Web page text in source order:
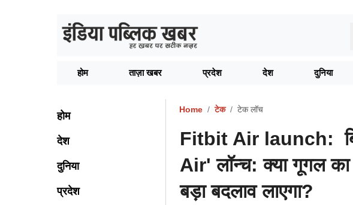
होम ताज़ा खबर प्रदेश देश दुनिया
होम
देश
दुनिया
प्रदेश
Home टेक टेक लॉच
Fitbit Air launch:
Air' लॉन्च: क्या गूगल का
बड़ा बदलाव लाएगा?